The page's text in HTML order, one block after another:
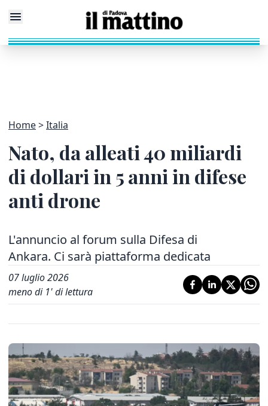
Home Italia
Nato, da alleati 40 miliardi
di dollari in 5 anni in difese
anti drone
L'annuncio al forum sulla Difesa di
Ankara. Ci sarà piattaforma dedicata
07 luglio 2026
meno di 1' di lettura